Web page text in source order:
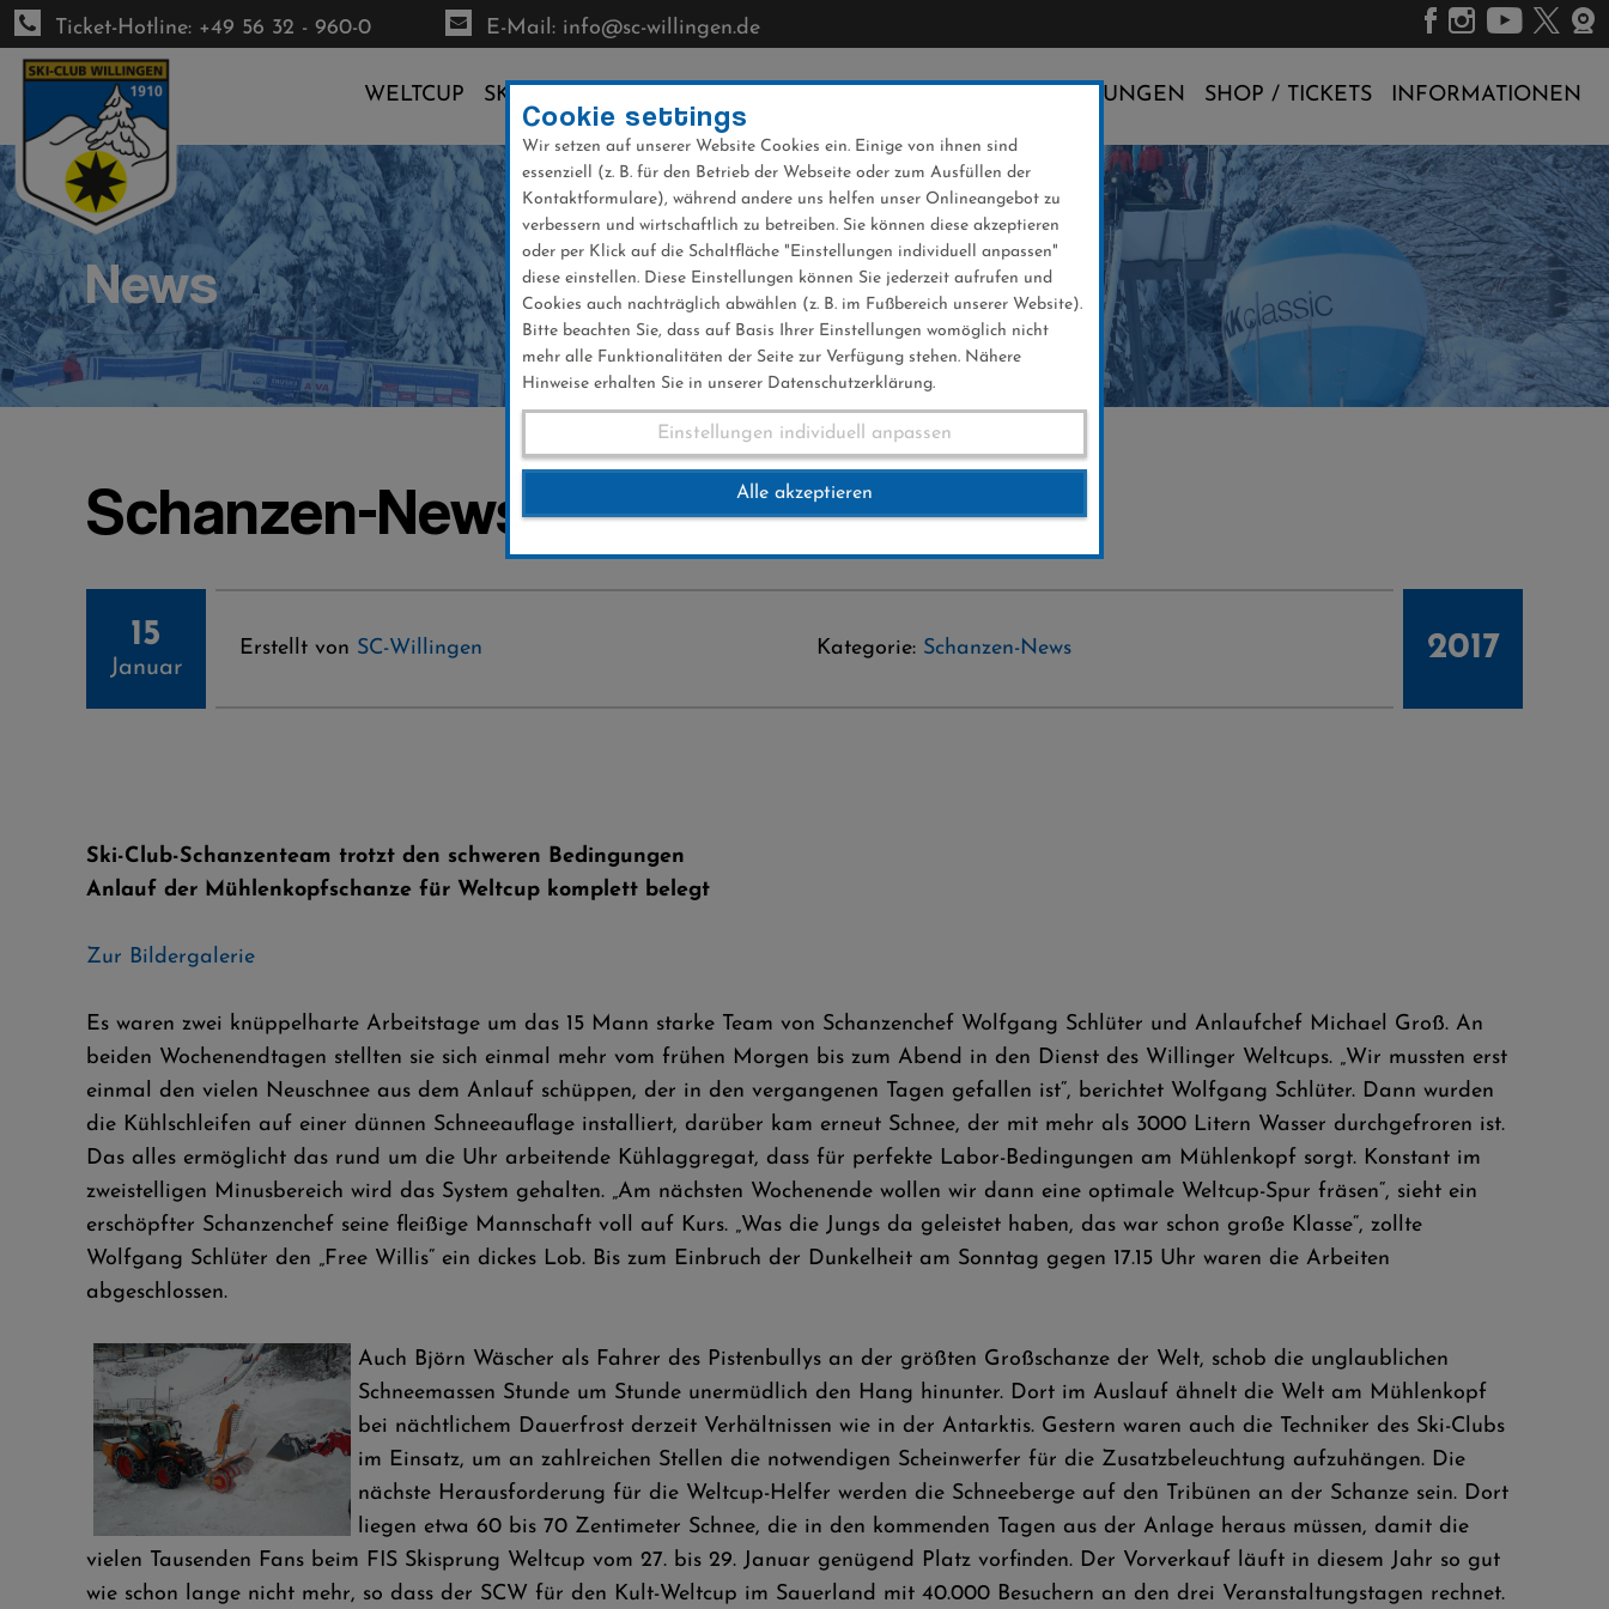
Direkt
zum
Inhalt
Ticket-Hotline: +49 56 32 - 960-0 E-Mail: info@sc-willingen.de
WELTCUP SKI-CLUB VERANSTALTUNGEN SHOP / TICKETS INFORMATIONEN
News
Schanzen-News 15.01.2017
15
Januar
Erstellt von SC-Willingen Kategorie: Schanzen-News 2017
Ski-Club-Schanzenteam trotzt den schweren Bedingungen
Anlauf der Mühlenkopfschanze für Weltcup komplett belegt
Zur Bildergalerie
Es waren zwei knüppelharte Arbeitstage um das 15 Mann starke Team von Schanzenchef Wolfgang Schlüter und Anlaufchef Michael Groß. An
beiden Wochenendtagen stellten sie sich einmal mehr vom frühen Morgen bis zum Abend in den Dienst des Willinger Weltcups. „Wir mussten erst
einmal den vielen Neuschnee aus dem Anlauf schüppen, der in den vergangenen Tagen gefallen ist“, berichtet Wolfgang Schlüter. Dann wurden
die Kühlschleifen auf einer dünnen Schneeauflage installiert, darüber kam erneut Schnee, der mit mehr als 3000 Litern Wasser durchgefroren ist.
Das alles ermöglicht das rund um die Uhr arbeitende Kühlaggregat, dass für perfekte Labor-Bedingungen am Mühlenkopf sorgt. Konstant im
zweistelligen Minusbereich wird das System gehalten. „Am nächsten Wochenende wollen wir dann eine optimale Weltcup-Spur fräsen“, sieht ein
erschöpfter Schanzenchef seine fleißige Mannschaft voll auf Kurs. „Was die Jungs da geleistet haben, das war schon große Klasse“, zollte
Wolfgang Schlüter den „Free Willis“ ein dickes Lob. Bis zum Einbruch der Dunkelheit am Sonntag gegen 17.15 Uhr waren die Arbeiten
abgeschlossen.
Auch Björn Wäscher als Fahrer des Pistenbullys an der größten Großschanze der Welt, schob die unglaublichen
Schneemassen Stunde um Stunde unermüdlich den Hang hinunter. Dort im Auslauf ähnelt die Welt am Mühlenkopf
bei nächtlichem Dauerfrost derzeit Verhältnissen wie in der Antarktis. Gestern waren auch die Techniker des Ski-Clubs
im Einsatz, um an zahlreichen Stellen die notwendigen Scheinwerfer für die Zusatzbeleuchtung aufzuhängen. Die
nächste Herausforderung für die Weltcup-Helfer werden die Schneeberge auf den Tribünen an der Schanze sein. Dort
liegen etwa 60 bis 70 Zentimeter Schnee, die in den kommenden Tagen aus der Anlage heraus müssen, damit die
vielen Tausenden Fans beim FIS Skisprung Weltcup vom 27. bis 29. Januar genügend Platz vorfinden. Der Vorverkauf läuft in diesem Jahr so gut
wie schon lange nicht mehr, so dass der SCW für den Kult-Weltcup im Sauerland mit 40.000 Besuchern an den drei Veranstaltungstagen rechnet.
Cookie settings
Wir setzen auf unserer Website Cookies ein. Einige von ihnen sind
essenziell (z. B. für den Betrieb der Webseite oder zum Ausfüllen der
Kontaktformulare), während andere uns helfen unser Onlineangebot zu
verbessern und wirtschaftlich zu betreiben. Sie können diese akzeptieren
oder per Klick auf die Schaltfläche "Einstellungen individuell anpassen"
diese einstellen. Diese Einstellungen können Sie jederzeit aufrufen und
Cookies auch nachträglich abwählen (z. B. im Fußbereich unserer Website).
Bitte beachten Sie, dass auf Basis Ihrer Einstellungen womöglich nicht
mehr alle Funktionalitäten der Seite zur Verfügung stehen. Nähere
Hinweise erhalten Sie in unserer Datenschutzerklärung.
Einstellungen individuell anpassen
Alle akzeptieren